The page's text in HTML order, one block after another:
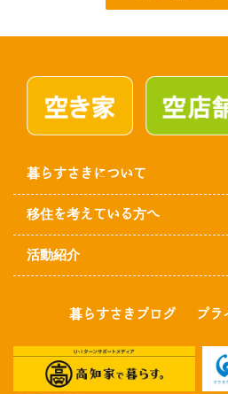
暮らすさきについて
移住を考えている方へ
活動紹介
暮らすさきブログ プラ